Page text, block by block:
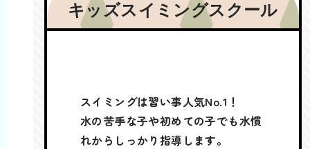
キッズスイミングスクール
スイミングは習い事人気No.1！
水の苦手な子や初めての子でも水慣
れからしっかり指導します。